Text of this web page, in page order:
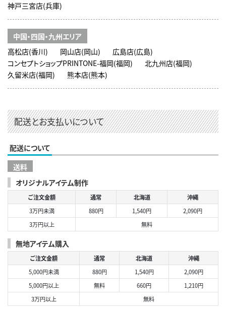
神戸三宮店(兵庫)
中国・四国・九州エリア
高松店(香川)
岡山店(岡山)
広島店(広島)
コンセプトショップPRINTONE-福岡(福岡)
北九州店(福岡)
久留米店(福岡)
熊本店(熊本)
配送とお支払いについて
配送について
送料
オリジナルアイテム制作
ご注文金額 通常 北海道
沖縄
3万円未満
880円 1,540円
2,090円
3万円以上
無料
無地アイテム購入
ご注文金額 通常 北海道
沖縄
5,000円未満
880円 1,540円
2,090円
5,000円以上
無料 660円
1,210円
3万円以上
無料